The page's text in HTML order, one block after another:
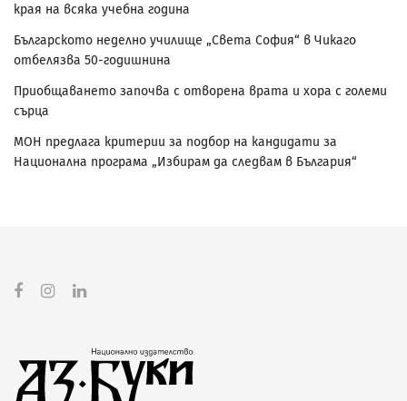
края на всяка учебна година
Българското неделно училище „Света София“ в Чикаго
отбелязва 50-годишнина
Приобщаването започва с отворена врата и хора с големи
сърца
МОН предлага критерии за подбор на кандидати за
Национална програма „Избирам да следвам в България“